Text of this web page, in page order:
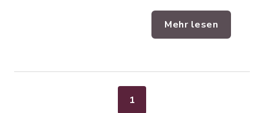
Mehr lesen
1